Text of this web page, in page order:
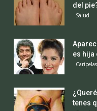
del
Salud
es hija
Caripelas
tenes